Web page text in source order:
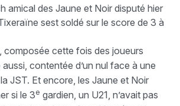
amical des Jaune et Noir disputé hier
sest soldé sur le score de 3 à
composée cette fois des joueurs
aussi, contentée d’un nul face à une
JST. Et encore, les Jaune et Noir
si le 3e gardien, un U21, n’avait pas